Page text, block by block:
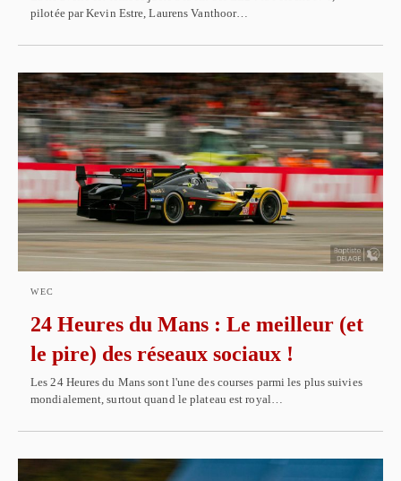
pilotée par Kevin Estre, Laurens Vanthoor…
WEC
24 Heures du Mans : Le meilleur (et
le pire) des réseaux sociaux !
Les 24 Heures du Mans sont l'une des courses parmi les plus suivies
mondialement, surtout quand le plateau est royal…